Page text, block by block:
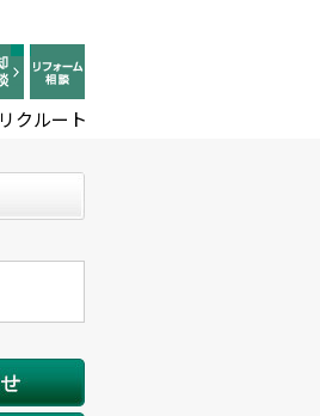
リクルート